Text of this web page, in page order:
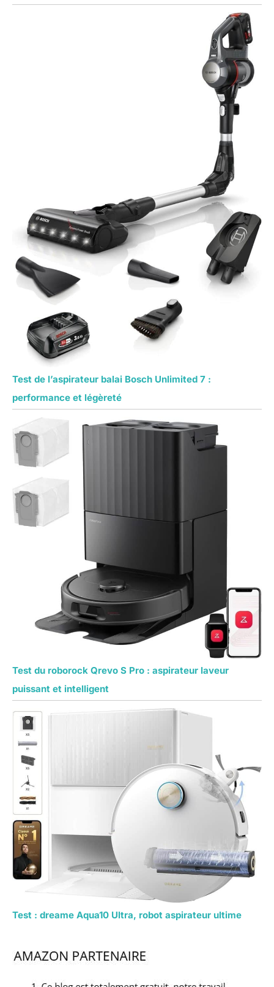
Test de l’aspirateur balai Bosch Unlimited 7 :
performance et légèreté
Test du roborock Qrevo S Pro : aspirateur laveur
puissant et intelligent
Test : dreame Aqua10 Ultra, robot aspirateur ultime